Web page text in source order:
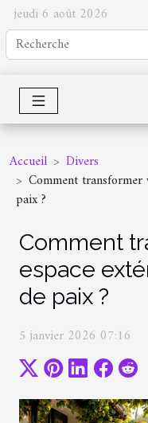
jeudi 6 août 2026
Accueil
Divers
Comment
paix ?
Comment
espace
de paix ?
5 janvier 2026 07:16